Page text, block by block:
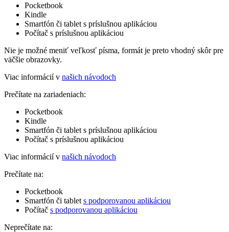
Pocketbook
Kindle
Smartfón či tablet s príslušnou aplikáciou
Počítač s príslušnou aplikáciou
Nie je možné meniť veľkosť písma, formát je preto vhodný skôr pre
väčšie obrazovky.
Viac informácií v našich návodoch
Prečítate na zariadeniach:
Pocketbook
Kindle
Smartfón či tablet s príslušnou aplikáciou
Počítač s príslušnou aplikáciou
Viac informácií v našich návodoch
Prečítate na:
Pocketbook
Smartfón či tablet s podporovanou aplikáciou
Počítač s podporovanou aplikáciou
Neprečítate na: